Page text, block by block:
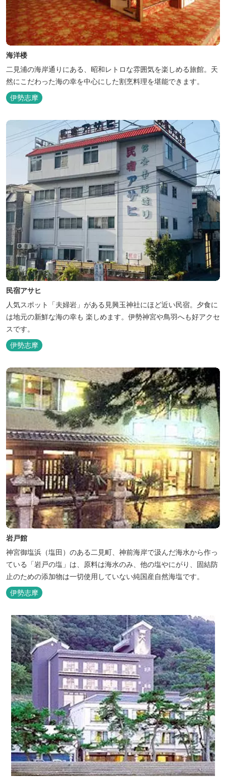
海洋楼
二見浦の海岸通りにある、昭和レトロな雰囲気を楽しめる旅館。天
然にこだわった海の幸を中心にした割烹料理を堪能できます。
伊勢志摩
民宿アサヒ
人気スポット「夫婦岩」がある見興玉神社にほど近い民宿。夕食に
は地元の新鮮な海の幸も 楽しめます。伊勢神宮や鳥羽へも好アクセ
スです。
伊勢志摩
岩戸館
神宮御塩浜（塩田）のある二見町、神前海岸で汲んだ海水から作っ
ている「岩戸の塩」は、原料は海水のみ、他の塩やにがり、固結防
止のための添加物は一切使用していない純国産自然海塩です。
伊勢志摩